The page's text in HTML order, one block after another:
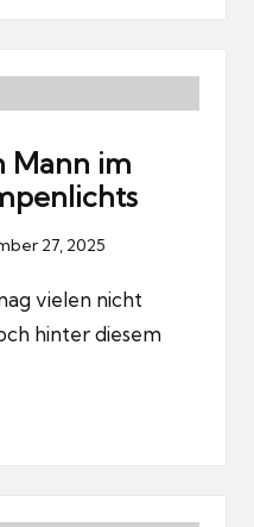
Mann im
27, 2025
vielen nicht
hinter diesem